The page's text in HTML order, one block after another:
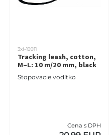
3xi-19911
Tracking leash, cotton,
M–L: 10 m/20 mm, black
Stopovacie vodítko
Cena s DPH